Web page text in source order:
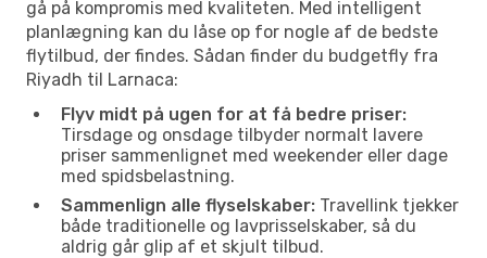
gå på kompromis med kvaliteten. Med intelligent
planlægning kan du låse op for nogle af de bedste
flytilbud, der findes. Sådan finder du budgetfly fra
Riyadh til Larnaca:
Flyv midt på ugen for at få bedre priser:
Tirsdage og onsdage tilbyder normalt lavere
priser sammenlignet med weekender eller dage
med spidsbelastning.
Sammenlign alle flyselskaber: Travellink tjekker
både traditionelle og lavprisselskaber, så du
aldrig går glip af et skjult tilbud.